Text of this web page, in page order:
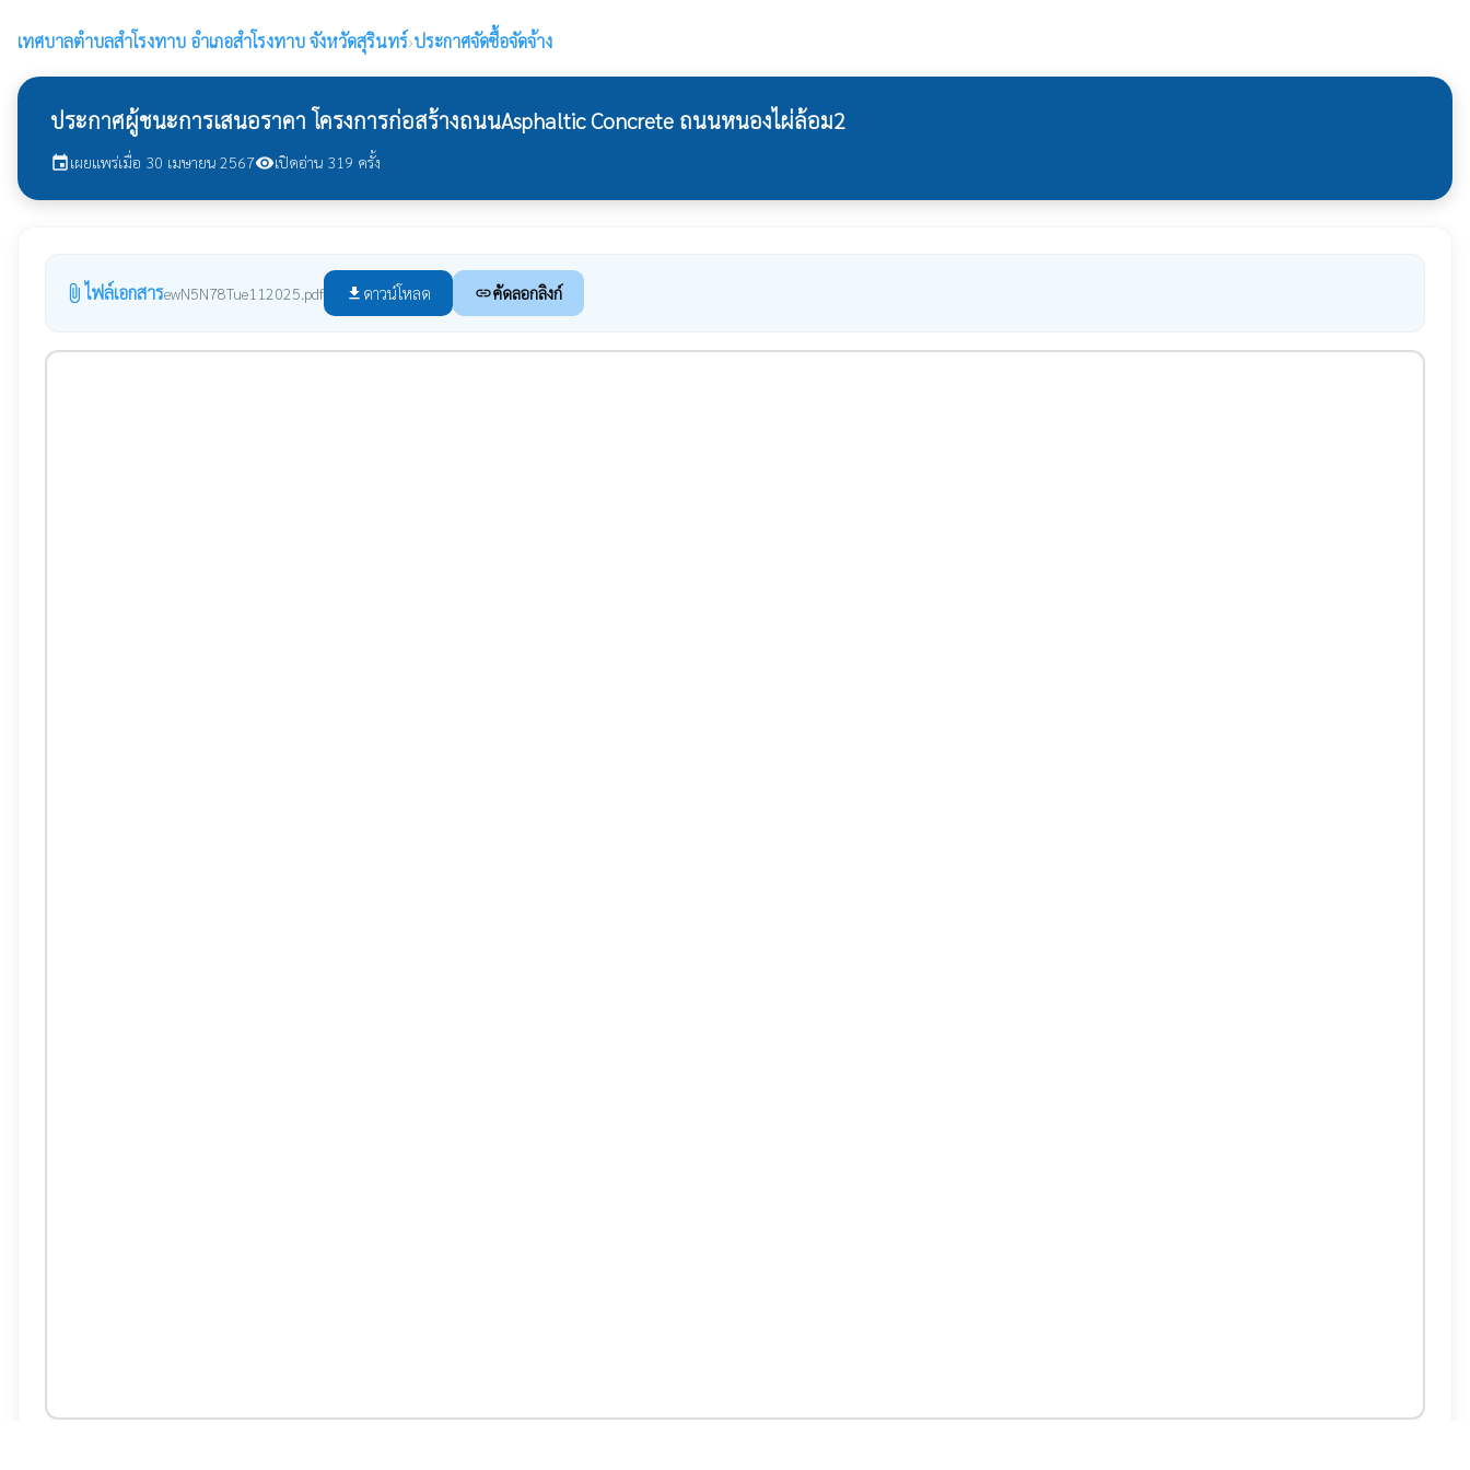
เทศบาลตำบลสำโรงทาบ อำเภอสำโรงทาบ จังหวัดสุรินทร์›ประกาศจัดซื้อจัดจ้าง
ประกาศผู้ชนะการเสนอราคา โครงการก่อสร้างถนนAsphaltic Concrete ถนนหนองไผ่ล้อม2
eventเผยแพร่เมื่อ 30 เมษายน 2567visibilityเปิดอ่าน 319 ครั้ง
attach_file ไฟล์เอกสารewN5N78Tue112025.pdf file_download ดาวน์โหลด linkคัดลอกลิงก์